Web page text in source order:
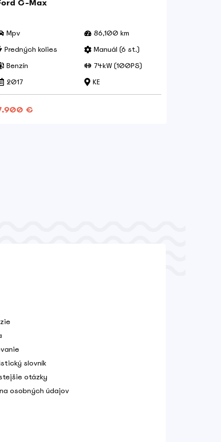
C-Max
Mpv
86,100 km
Predných kolies
Manuál (6 st.)
Benzín
74kW (100PS)
2017
KE
€
slovník
otázky
osobných údajov